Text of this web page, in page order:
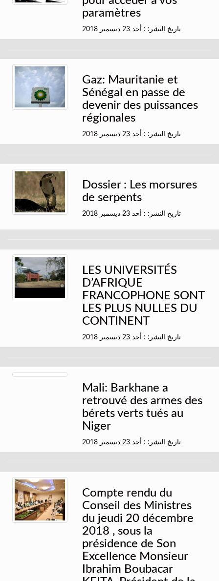
paramètres
تاريخ النشر: : أحد 23 ديسمبر 2018
Gaz: Mauritanie et
Sénégal en passe de
devenir des puissances
régionales
تاريخ النشر: : أحد 23 ديسمبر 2018
Dossier : Les morsures
de serpents
تاريخ النشر: : أحد 23 ديسمبر 2018
LES UNIVERSITÉS
D’AFRIQUE
FRANCOPHONE SONT
LES PLUS NULLES DU
CONTINENT
تاريخ النشر: : أحد 23 ديسمبر 2018
Mali: Barkhane a
retrouvé des armes des
bérets verts tués au
Niger
تاريخ النشر: : أحد 23 ديسمبر 2018
Compte rendu du
Conseil des Ministres
du jeudi 20 décembre
2018 , sous la
présidence de Son
Excellence Monsieur
Ibrahim Boubacar